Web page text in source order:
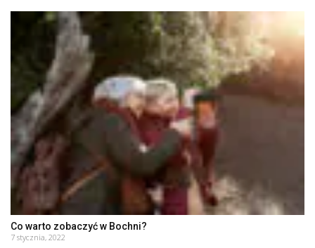
Co warto zobaczyć w Bochni?
7 stycznia, 2022